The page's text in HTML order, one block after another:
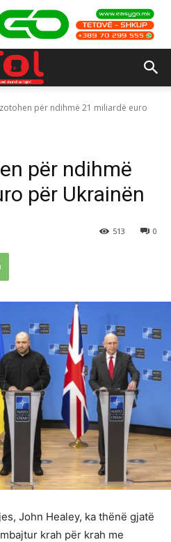
për ndihmë 21 miliardë euro
për ndihmë
për Ukrainën
0
513
John Healey, ka thënë gjatë
krah për krah me